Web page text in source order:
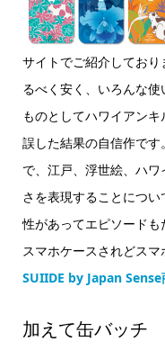
サイトでご紹介しており
るべく安く、いろんな
ものとしてハワイアン
誤した結果の自信作で
で、江戸、浮世絵、ハ
さを表現することにつ
性があってエピソード
スマホケースされどスマ
SUIIDE by Japan
加えて缶バッチ